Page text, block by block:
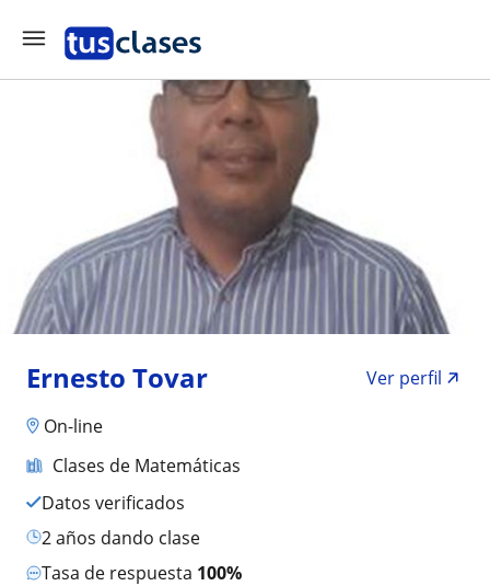
Ernesto Tovar
Ver perfil
On-line
Clases de Matemáticas
Datos verificados
2 años dando clase
Tasa de respuesta 100%